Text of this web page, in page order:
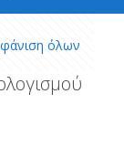
όλων